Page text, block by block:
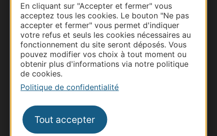
En cliquant sur "Accepter et fermer" vous
acceptez tous les cookies. Le bouton "Ne pas
accepter et fermer" vous permet d'indiquer
votre refus et seuls les cookies nécessaires au
fonctionnement du site seront déposés. Vous
pouvez modifier vos choix à tout moment ou
obtenir plus d'informations via notre politique
de cookies.
Politique de confidentialité
Tout accepter
Thermalisme
Business/Mice
Pros d'Occitanie
Site presse et d'influence
Voyagistes
Destination Sport
Inscrivez-vous à la lettre d'information
Destination Occitanie pour recevoir des